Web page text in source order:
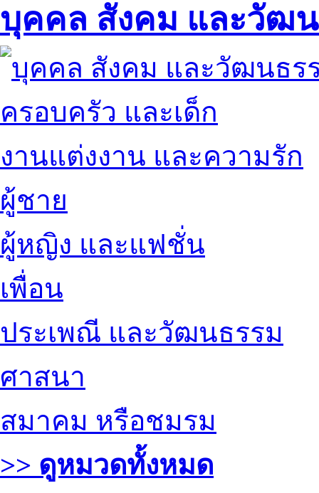
บุคคล สังคม และวัฒ
ครอบครัว และเด็ก
งานแต่งงาน และความรัก
ผู้ชาย
ผู้หญิง และแฟชั่น
เพื่อน
ประเพณี และวัฒนธรรม
ศาสนา
สมาคม หรือชมรม
>> ดูหมวดทั้งหมด